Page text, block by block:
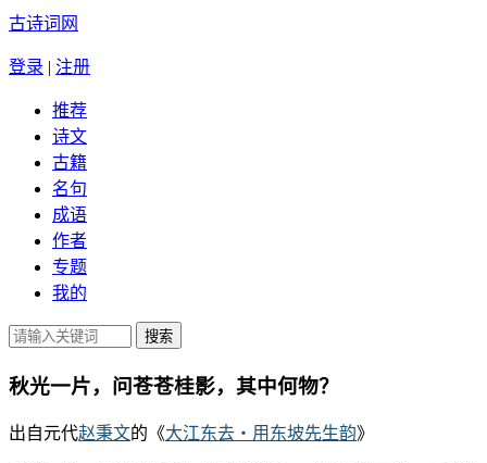
古诗词网
登录 | 注册
推荐
诗文
古籍
名句
成语
作者
专题
我的
秋光一片，问苍苍桂影，其中何物？
出自元代赵秉文的《大江东去・用东坡先生韵》